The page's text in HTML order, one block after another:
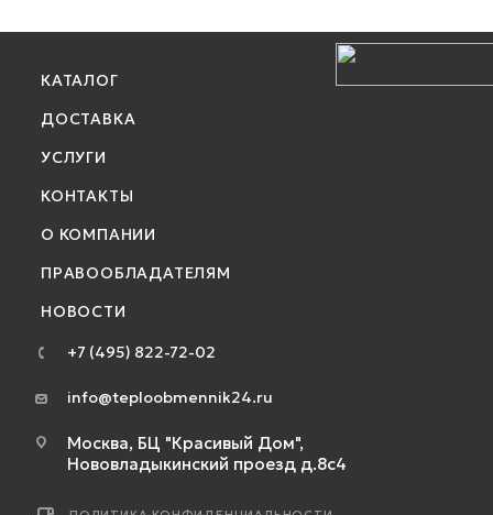
КАТАЛОГ
ДОСТАВКА
УСЛУГИ
КОНТАКТЫ
О КОМПАНИИ
ПРАВООБЛАДАТЕЛЯМ
НОВОСТИ
+7 (495) 822-72-02
info@teploobmennik24.ru
Москва, БЦ "Красивый Дом",
Нововладыкинский проезд д.8с4